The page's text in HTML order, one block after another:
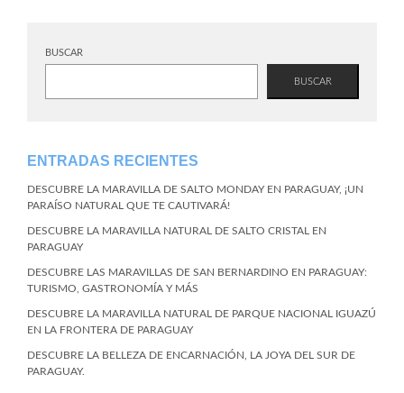
BUSCAR
BUSCAR
ENTRADAS RECIENTES
DESCUBRE LA MARAVILLA DE SALTO MONDAY EN PARAGUAY, ¡UN
PARAÍSO NATURAL QUE TE CAUTIVARÁ!
DESCUBRE LA MARAVILLA NATURAL DE SALTO CRISTAL EN
PARAGUAY
DESCUBRE LAS MARAVILLAS DE SAN BERNARDINO EN PARAGUAY:
TURISMO, GASTRONOMÍA Y MÁS
DESCUBRE LA MARAVILLA NATURAL DE PARQUE NACIONAL IGUAZÚ
EN LA FRONTERA DE PARAGUAY
DESCUBRE LA BELLEZA DE ENCARNACIÓN, LA JOYA DEL SUR DE
PARAGUAY.